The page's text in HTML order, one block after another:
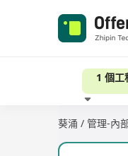
1 個工
葵涌 / 管理-內